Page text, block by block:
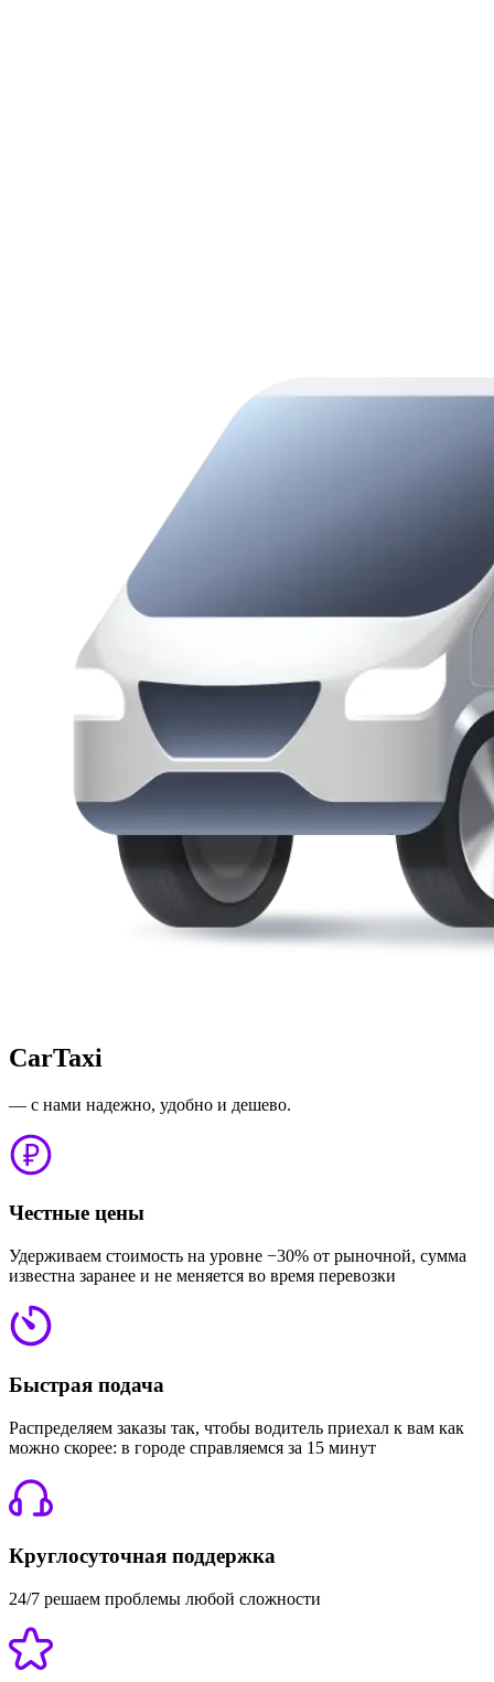
CarTaxi
— с нами надежно, удобно и дешево.
Честные цены
Удерживаем стоимость на уровне −30% от рыночной, сумма
известна заранее и не меняется во время перевозки
Быстрая подача
Распределяем заказы так, чтобы водитель приехал к вам как
можно скорее: в городе справляемся за 15 минут
Круглосуточная поддержка
24/7 решаем проблемы любой сложности